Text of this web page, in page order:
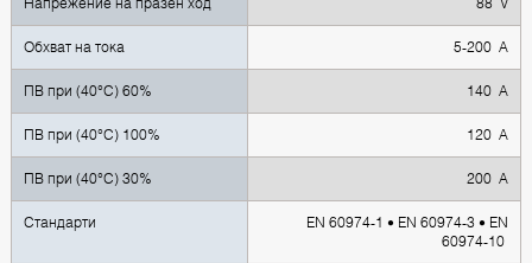
Обхват на тока 5-200 A
ПВ при (40°C) 60% 140 A
ПВ при (40°C) 100% 120 A
ПВ при (40°C) 30% 200 A
Стандарти
EN 60974-1 • EN 60974-3 • EN
60974-10